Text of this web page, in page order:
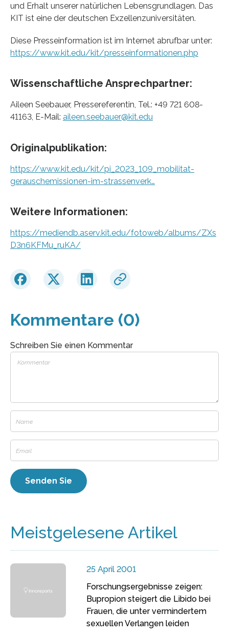
und Erhalt unserer natürlichen Lebensgrundlagen. Das
KIT ist eine der deutschen Exzellenzuniversitäten.
Diese Presseinformation ist im Internet abrufbar unter:
https://www.kit.edu/kit/presseinformationen.php
Wissenschaftliche Ansprechpartner:
Aileen Seebauer, Pressereferentin, Tel.: +49 721 608-
41163, E-Mail: aileen.seebauer@kit.edu
Originalpublikation:
https://www.kit.edu/kit/pi_2023_109_mobilitat-
gerauschemissionen-im-strassenverk…
Weitere Informationen:
https://mediendb.aserv.kit.edu/fotoweb/albums/ZXs
D3n6KFMu_ruKA/
Kommentare (0)
Schreiben Sie einen Kommentar
Meistgelesene Artikel
25 April 2001
Forschungsergebnisse zeigen:
Bupropion steigert die Libido bei
Frauen, die unter vermindertem
sexuellen Verlangen leiden